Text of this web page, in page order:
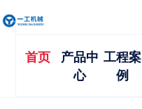
首页
产品中
心
工程案
例